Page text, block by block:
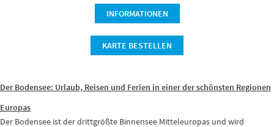
INFORMATIONEN
KARTE BESTELLEN
Der Bodensee: Urlaub, Reisen und Ferien in einer der schönsten Regionen
Europas
Der Bodensee ist der drittgrößte Binnensee Mitteleuropas und wird